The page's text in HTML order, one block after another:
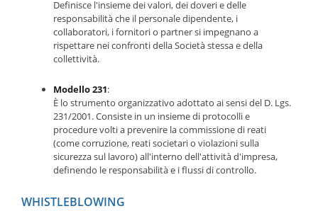
Definisce l'insieme dei valori, dei doveri e delle
responsabilità che il personale dipendente, i
collaboratori, i fornitori o partner si impegnano a
rispettare nei confronti della Società stessa e della
collettività.
Modello 231:
È lo strumento organizzativo adottato ai sensi del D. Lgs.
231/2001. Consiste in un insieme di protocolli e
procedure volti a prevenire la commissione di reati
(come corruzione, reati societari o violazioni sulla
sicurezza sul lavoro) all'interno dell'attività d'impresa,
definendo le responsabilità e i flussi di controllo.
WHISTLEBLOWING